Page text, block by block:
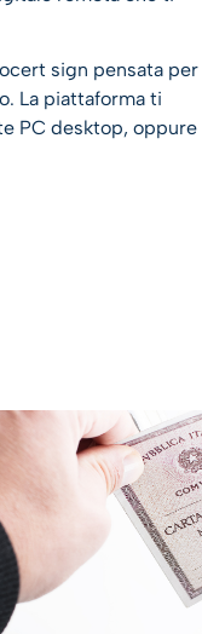
sign pensata per
La piattaforma ti
PC desktop, oppure